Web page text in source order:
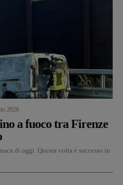
2026
a fuoco tra Firenze
di oggi. Questa volta è successo in